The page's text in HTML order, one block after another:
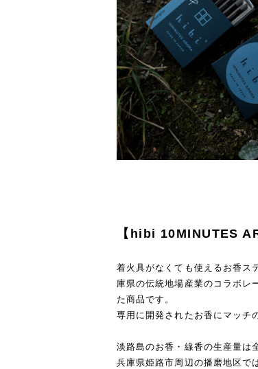
【hibi 10MINUTES
着火具がなくても使えるお香
庫県の伝統地場産業のコラボレ
た商品です。
専用に開発されたお香にマッチ
淡路島のお香・線香の生産量は
兵庫県姫路市周辺の播磨地区で